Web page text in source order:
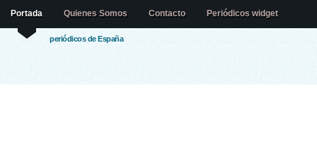
periódicos de España
Portada Quienes Somos Contacto Periódicos widget